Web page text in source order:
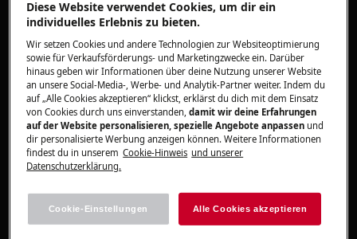
Lösung
Der Luftreiniger kann auch
Mikroorganismen wie Schimmel- und
Pilzsporen, Viren und Bakterien entfernen,
wenn der Filter Care360 eingesetzt und
sachgemäß gepflegt wird.
Den können Sie über unseren
beziehen.
Filter Care360
Diese Website verwendet Cookies, um dir ein
individuelles Erlebnis zu bieten.
Wir setzen Cookies und andere Technologien zur Websiteoptimierung
sowie für Verkaufsförderungs- und Marketingzwecke ein. Darüber
hinaus geben wir Informationen über deine Nutzung unserer Website
an unsere Social-Media-, Werbe- und Analytik-Partner weiter. Indem du
auf „Alle Cookies akzeptieren“ klickst, erklärst du dich mit dem Einsatz
von Cookies durch uns einverstanden,damit wir deine Erfahrungen
auf der Website personalisieren, spezielle Angebote anpassen und
dir personalisierte Werbung anzeigen können. Weitere Informationen
findest du in unserem Cookie-Hinweis und unserer
Datenschutzerklärung.
Cookie-Einstellungen Alle Cookies akzeptieren